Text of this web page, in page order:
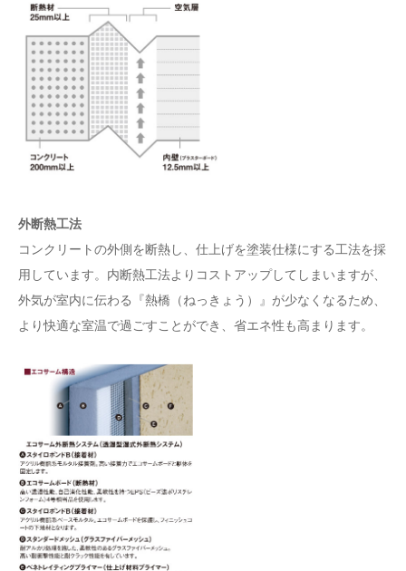
外断熱工法
コンクリートの外側を断熱し、仕上げを塗装仕様にする工法を採
用しています。内断熱工法よりコストアップしてしまいますが、
外気が室内に伝わる『熱橋（ねっきょう）』が少なくなるため、
より快適な室温で過ごすことができ、省エネ性も高まります。